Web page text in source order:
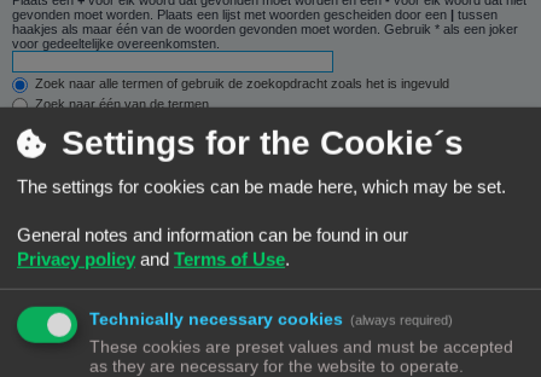
gevonden moet worden. Plaats een lijst met woorden gescheiden door een
tussen
haakjes als maar één van de woorden gevonden moet worden. Gebruik * als een joker
voor gedeeltelijke overeenkomsten.
Zoek naar alle termen of gebruik de zoekopdracht zoals het is ingevuld
Zoek naar één van de termen
Zoek naar auteur:
Gebruik * als een joker voor gedeeltelijke overeenkomsten.
Zoeken in forums:
Selecteer het forum of de forums die je wil doorzoeken. Subforums worden automatisch
doorzocht als je “Doorzoek subforums“ hieronder niet uitschakelt.
Settings for the Cookie´s
The settings for cookies can be made here, which may be set.
General notes and information can be found in our
Privacy policy and Terms of Use.
Technically necessary cookies (always required)
These cookies are preset values and must be accepted
as they are necessary for the website to operate.